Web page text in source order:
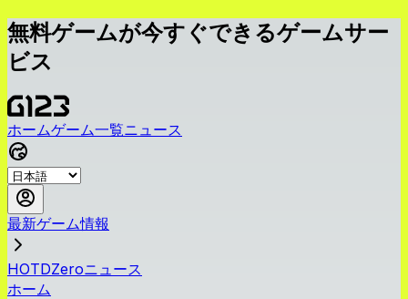
無料ゲームが今すぐできるゲームサー
ビス
ホームゲーム一覧ニュース
最新ゲーム情報
HOTDZeroニュース
ホーム